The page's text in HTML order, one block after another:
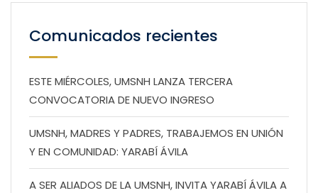
Comunicados recientes
ESTE MIÉRCOLES, UMSNH LANZA TERCERA
CONVOCATORIA DE NUEVO INGRESO
UMSNH, MADRES Y PADRES, TRABAJEMOS EN UNIÓN
Y EN COMUNIDAD: YARABÍ ÁVILA
A SER ALIADOS DE LA UMSNH, INVITA YARABÍ ÁVILA A